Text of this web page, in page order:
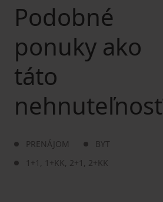
Podobné
ponuky ako
táto
nehnuteľnosť
PRENÁJOM
BYT
1+1 , 1+KK, 2+1 , 2+KK